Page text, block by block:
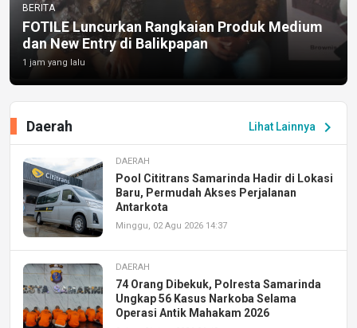
BERITA
FOTILE Luncurkan Rangkaian Produk Medium
dan New Entry di Balikpapan
1 jam yang lalu
Lihat Lainnya chevron_right
Daerah
DAERAH
Pool Cititrans Samarinda Hadir di Lokasi
Baru, Permudah Akses Perjalanan
Antarkota
Minggu, 02 Agu 2026 14:37
DAERAH
74 Orang Dibekuk, Polresta Samarinda
Ungkap 56 Kasus Narkoba Selama
Operasi Antik Mahakam 2026